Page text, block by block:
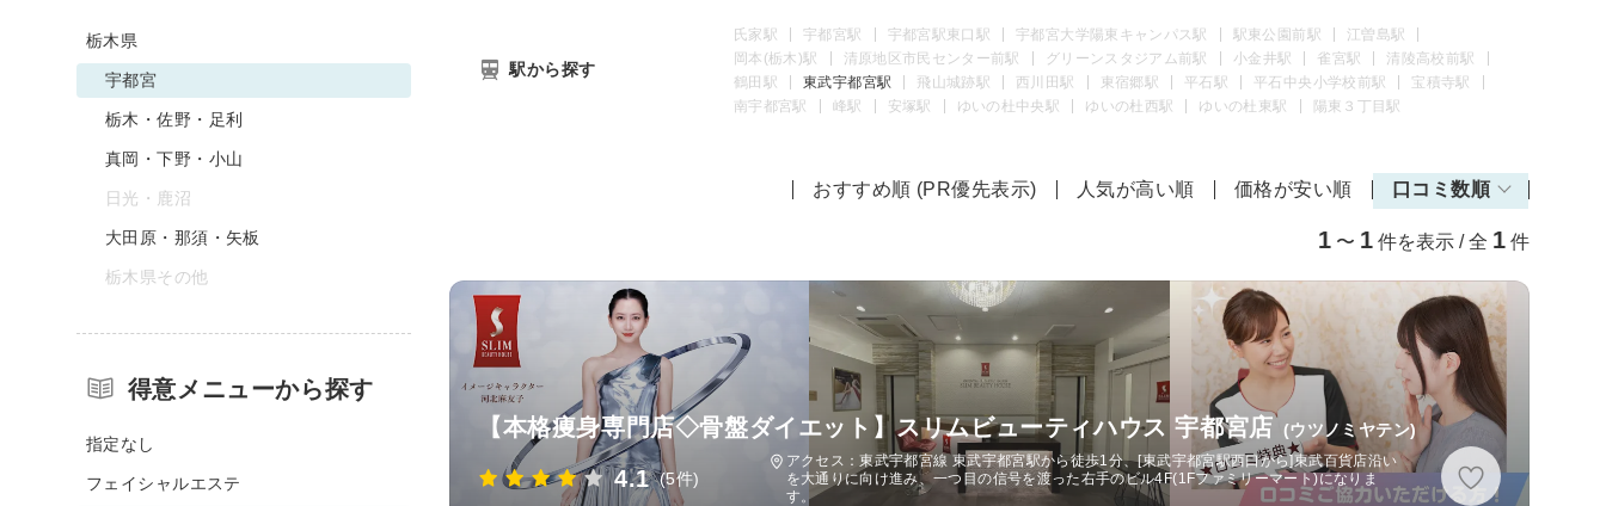
駅から探す
氏家駅 宇都宮駅 宇都宮駅東口駅 宇都宮大学陽東キャンパス駅 駅東公園前駅
江曽島駅
岡本(栃木)駅
清原地区市民センター前駅 グリーンスタジアム前駅 小金井駅 雀宮駅
清陵高校前駅
鶴田駅
東武宇都宮駅 飛山城跡駅 西川田駅 東宿郷駅 平石駅 平石中央小学校前駅
宝積寺駅
南宇都宮駅
峰駅 安塚駅 ゆいの杜中央駅 ゆいの杜西駅 ゆいの杜東駅 陽東３丁目駅
おすすめ順 (PR優先表示) 人気が高い順 価格が安い順 口コミ数順
1 〜 1 件を表示 / 全 1 件
【本格痩身専門店◇骨盤ダイエット】スリムビューティハウス 宇都宮店 (ウツノミヤテン)
4.1 (5件)
アクセス：東武宇都宮線 東武宇都宮駅から徒歩1分、[東武宇都宮駅西口から]東武百貨店沿い
を大通りに向け進み、一つ目の信号を渡った右手のビル4F(1Fファミリーマート)になりま
す。
栃木県
宇都宮
栃木・佐野・足利
真岡・下野・小山
日光・鹿沼
大田原・那須・矢板
栃木県その他
得意メニューから探す
指定なし
フェイシャルエステ